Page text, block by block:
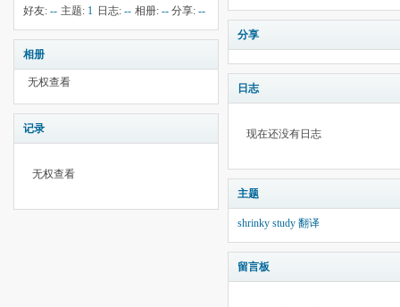
云:
钱:50
华:--
献:--
好友: -- 主题: 1 日志:-- 相册: -- 分享:--
相册
无权查看
记录
无权查看
分享
日志
现在还没有日志
主题
shrinky study 翻译
留言板